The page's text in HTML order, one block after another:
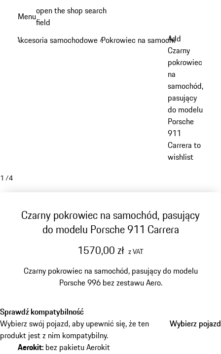
zawartości
Menuopen the shop search
field
Akcesoria samochodowe /Pokrowiec na samochód
Add
Czarny
pokrowiec
na
samochód,
pasujący
do modelu
Porsche
911
Carrera to
wishlist
1 /4
Czarny pokrowiec na samochód, pasujący
do modelu Porsche 911 Carrera
1570,00 zł z VAT
Czarny pokrowiec na samochód, pasujący do modelu
Porsche 996 bez zestawu Aero.
Sprawdź kompatybilność
Wybierz swój pojazd, aby upewnić się, że ten
produkt jest z nim kompatybilny.
Wybierz pojazd
Wybierz pojazd
Aerokit: bez pakietu Aerokit